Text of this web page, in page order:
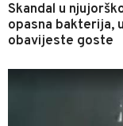
Skandal u
opasna bakterija,
obavijeste goste